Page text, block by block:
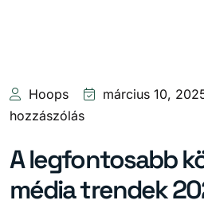
Hoops március 10,
hozzászólás
A legfontosabb
média trendek